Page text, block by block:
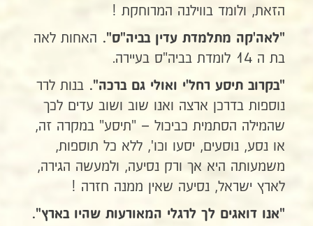
הזאת, ולומד בווילנה המרוחקת !
"לאה'קה מתלמדת עדין בביה"ס". האחות לאה
בת ה 14 לומדת בביה"ס בעיירה.
"בקרוב תיסע רחל'י ואולי גם ברכה". בנות לרר
נוספות בדרכן ארצה ואנו שוב ושוב עדים לכך
שהמילה הסתמית כביכול – "תיסע" במקרה זה,
או נסע, נוסעים, יסעו וכו', ללא כל תוספות,
משמעותה היא אך ורק נסיעה, ולמעשה הגירה,
לארץ ישראל, נסיעה שאין ממנה חזרה !
"אנו דואגים לך לרגלי המאורעות שהיו בארץ".